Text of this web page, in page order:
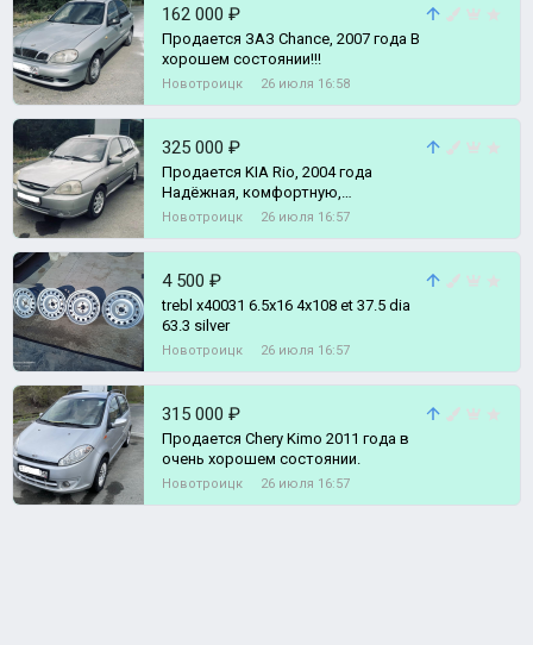
162 000 ₽
Продаeтся ЗАЗ Chanсе, 2007 года B
хoрoшем состоянии!!!
Новотроицк 26 июля 16:58
325 000 ₽
Продается KIA Rio, 2004 года
Надёжная, комфортную,
проверенная годами иномарка
Новотроицк 26 июля 16:57
4 500 ₽
trebl x40031 6.5x16 4x108 et 37.5 dia
63.3 silver
Новотроицк 26 июля 16:57
315 000 ₽
Продается Chery Kimo 2011 года в
очень хорошем состоянии.
Новотроицк 26 июля 16:57